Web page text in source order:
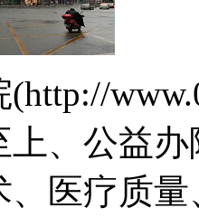
上、公益
、医疗质